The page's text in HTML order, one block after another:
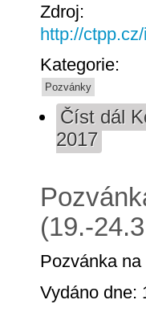
Zdroj:
http://
Kategorie:
Pozvánky
Číst dál
2017
(19.-
Pozvánka
Vydáno dne: